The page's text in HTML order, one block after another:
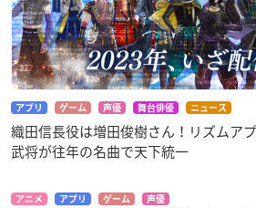
アプリ ゲーム 声優 舞台俳優 ニュース
織田信長役は増田俊樹さん！リズムア
武将が往年の名曲で天下統一
アニメ アプリ ゲーム 声優